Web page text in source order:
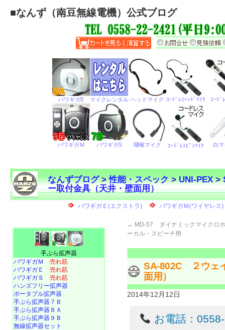
■なんず（南豆無線電機）公式ブログ
なんずブログ>性能・スペック>UNI-PEX>
ー取付金具（天井・壁面用）
← MD-57 ダイナミックマイクロ
ーカル・スピーチ用
SA-802C ２ウェ
面用）
2014年12月12日
お電話：
手ぶら拡声器
パワギガＭ 売れ筋
パワギガＥ 売れ筋
パワギガＳ 売れ筋
ハンズフリー拡声器
ポータブル拡声器
手ぶら拡声器７Ｂ
手ぶら拡声器８Ａ
手ぶら拡声器９Ｂ
無線拡声器セット